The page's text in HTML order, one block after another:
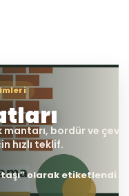
olarak etiketlendi